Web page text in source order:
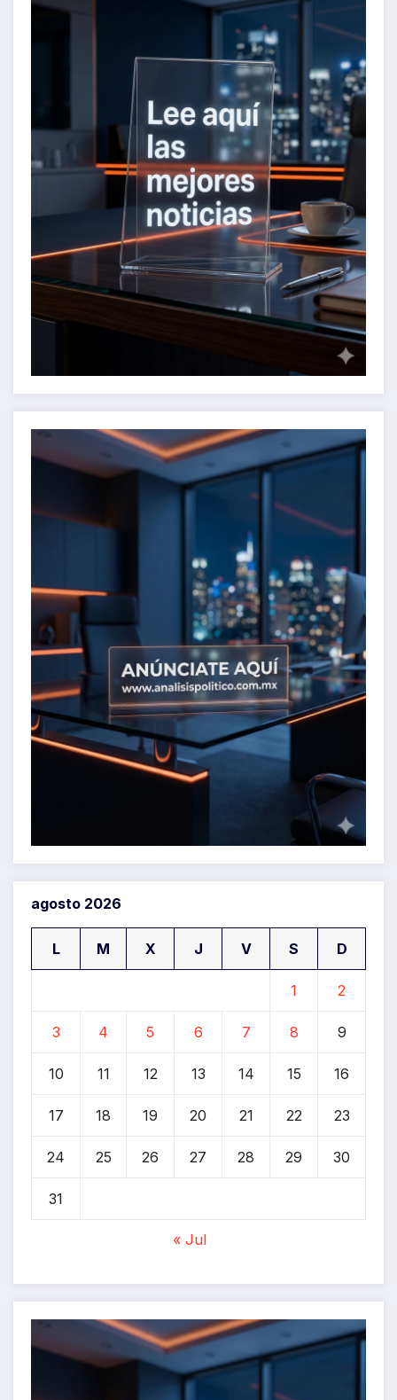
agosto 2026
L M X J V S D
1 2
3 4 5 6 7 8 9
10 11 12 13 14 15 16
17 18 19 20 21 22 23
24 25 26 27 28 29 30
31
« Jul